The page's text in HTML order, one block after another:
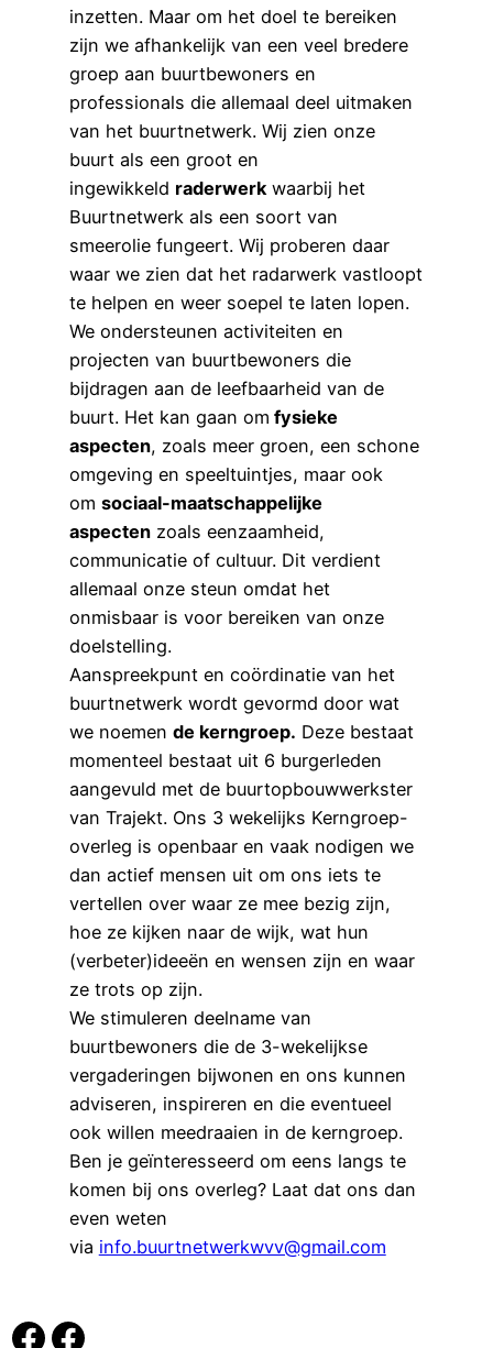
inzetten. Maar om het doel te bereiken
zijn we afhankelijk van een veel bredere
groep aan buurtbewoners en
professionals die allemaal deel uitmaken
van het buurtnetwerk. Wij zien onze
buurt als een groot en
ingewikkeld raderwerkwaarbij het
Buurtnetwerk als een soort van
smeerolie fungeert. Wij proberen daar
waar we zien dat het radarwerk vastloopt
te helpen en weer soepel te laten lopen.
We ondersteunen activiteiten en
projecten van buurtbewoners die
bijdragen aan de leefbaarheid van de
buurt. Het kan gaan om fysieke
aspecten, zoals meer groen, een schone
omgeving en speeltuintjes, maar ook
om sociaal-maatschappelijke
aspectenzoals eenzaamheid,
communicatie of cultuur. Dit verdient
allemaal onze steun omdat het
onmisbaar is voor bereiken van onze
doelstelling.
Aanspreekpunt en coördinatie van het
buurtnetwerk wordt gevormd door wat
we noemen de kerngroep. Deze bestaat
momenteel bestaat uit 6 burgerleden
aangevuld met de buurtopbouwwerkster
van Trajekt. Ons 3 wekelijks Kerngroep-
overleg is openbaar en vaak nodigen we
dan actief mensen uit om ons iets te
vertellen over waar ze mee bezig zijn,
hoe ze kijken naar de wijk, wat hun
(verbeter)ideeën en wensen zijn en waar
ze trots op zijn.
We stimuleren deelname van
buurtbewoners die de 3-wekelijkse
vergaderingen bijwonen en ons kunnen
adviseren, inspireren en die eventueel
ook willen meedraaien in de kerngroep.
Ben je geïnteresseerd om eens langs te
komen bij ons overleg? Laat dat ons dan
even weten
via info.buurtnetwerkwvv@gmail.com
Buurtcafé WVVWee is vaan t vrouweveld